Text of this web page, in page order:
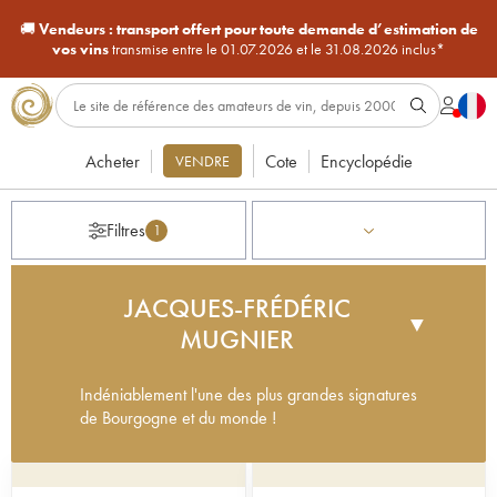
🚚Vendeurs : transport offert pour toute demande d’estimation de
vos vinstransmise entre le 01.07.2026 et le 31.08.2026 inclus*
Acheter VENDRE Cote Encyclopédie
Filtres 1
JACQUES-FRÉDÉRIC
MUGNIER
▼
Indéniablement l'une des plus grandes signatures
de Bourgogne et du monde !